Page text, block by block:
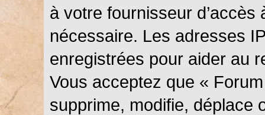
à votre fournisseur
nécessaire. Les adresses
enregistrées pour aider au
Vous acceptez que «
supprime, modifie, déplace